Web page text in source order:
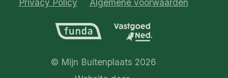
© Mijn Buitenplaats 2026